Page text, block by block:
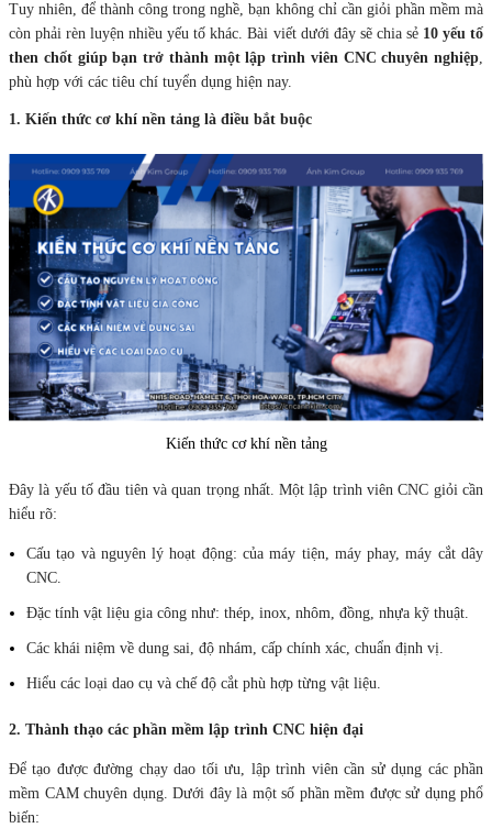
Tuy nhiên, để thành công trong nghề, bạn không chỉ cần giỏi phần mềm mà
còn phải rèn luyện nhiều yếu tố khác. Bài viết dưới đây sẽ chia sẻ 10 yếu tố
then chốt giúp bạn trở thành một lập trình viên CNC chuyên nghiệp,
phù hợp với các tiêu chí tuyển dụng hiện nay.
1. Kiến thức cơ khí nền tảng là điều bắt buộc
Kiến thức cơ khí nền tảng
Đây là yếu tố đầu tiên và quan trọng nhất. Một lập trình viên CNC giỏi cần
hiểu rõ:
Cấu tạo và nguyên lý hoạt động: của máy tiện, máy phay, máy cắt dây
CNC.
Đặc tính vật liệu gia công như: thép, inox, nhôm, đồng, nhựa kỹ thuật.
Các khái niệm về dung sai, độ nhám, cấp chính xác, chuẩn định vị.
Hiểu các loại dao cụ và chế độ cắt phù hợp từng vật liệu.
2. Thành thạo các phần mềm lập trình CNC hiện đại
Để tạo được đường chạy dao tối ưu, lập trình viên cần sử dụng các phần
mềm CAM chuyên dụng. Dưới đây là một số phần mềm được sử dụng phổ
biến: